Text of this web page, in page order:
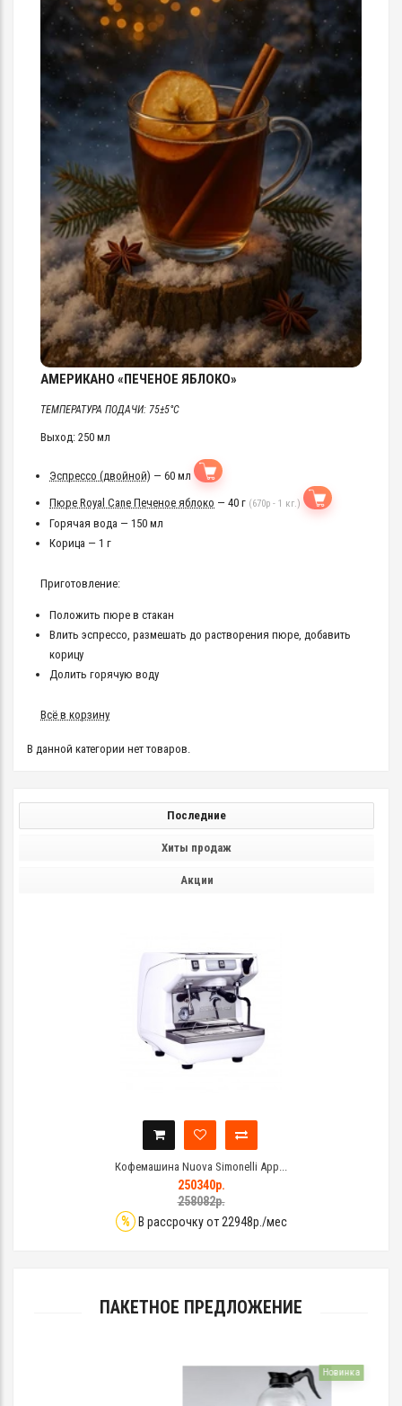
АМЕРИКАНО «ПЕЧЕНОЕ ЯБЛОКО»
ТЕМПЕРАТУРА ПОДАЧИ: 75±5°C
Выход: 250 мл
Эспрессо (двойной) — 60 мл
Пюре Royal Cane Печеное яблоко — 40 г (670р - 1 кг.)
Горячая вода — 150 мл
Корица — 1 г
Приготовление:
Положить пюре в стакан
Влить эспрессо, размешать до растворения пюре, добавить
корицу
Долить горячую воду
Всё в корзину
В данной категории нет товаров.
Последние
Хиты продаж
Акции
Кофемашина Nuova Simonelli App...
250340р.
258082р.
% В рассрочку от 22948р./мес
ПАКЕТНОЕ ПРЕДЛОЖЕНИЕ
Новинка